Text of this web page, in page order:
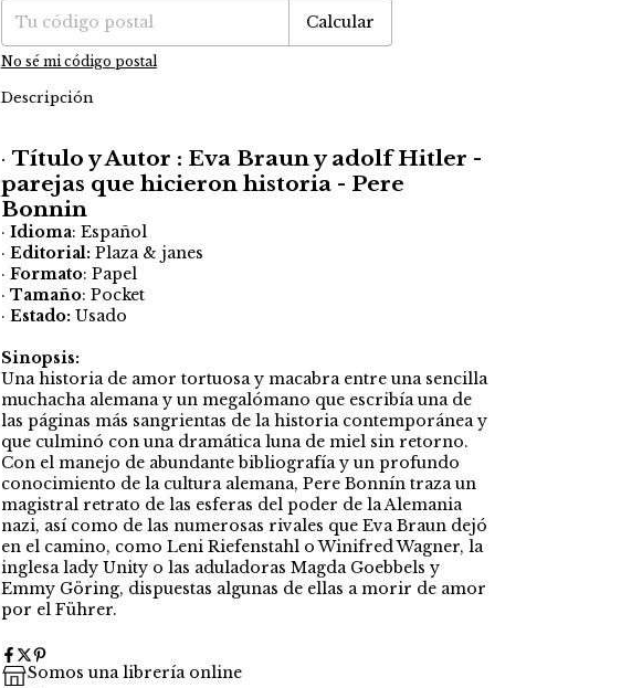
Calcular
No sé mi código postal
Descripción
· Título y Autor : Eva Braun y adolf Hitler -
parejas que hicieron historia - Pere
Bonnin
· Idioma: Español
· Editorial: Plaza & janes
· Formato: Papel
· Tamaño: Pocket
· Estado: Usado
Sinopsis:
Una historia de amor tortuosa y macabra entre una sencilla
muchacha alemana y un megalómano que escribía una de
las páginas más sangrientas de la historia contemporánea y
que culminó con una dramática luna de miel sin retorno.
Con el manejo de abundante bibliografía y un profundo
conocimiento de la cultura alemana, Pere Bonnín traza un
magistral retrato de las esferas del poder de la Alemania
nazi, así como de las numerosas rivales que Eva Braun dejó
en el camino, como Leni Riefenstahl o Winifred Wagner, la
inglesa lady Unity o las aduladoras Magda Goebbels y
Emmy Göring, dispuestas algunas de ellas a morir de amor
por el Führer.
Somos una librería online